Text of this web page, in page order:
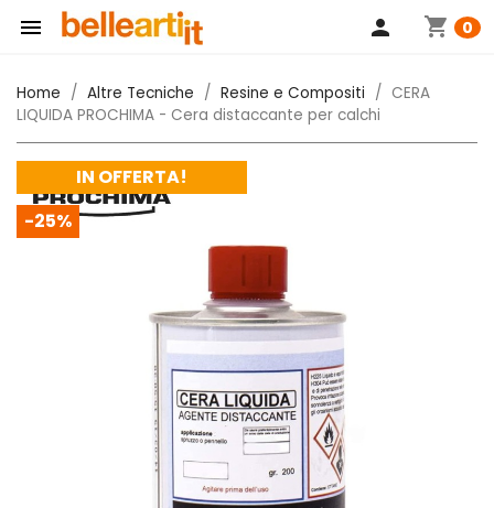
 shopping_cart 0
person
Home Altre Tecniche Resine e Compositi
CERA
LIQUIDA PROCHIMA - Cera distaccante per calchi
IN OFFERTA!
-25%